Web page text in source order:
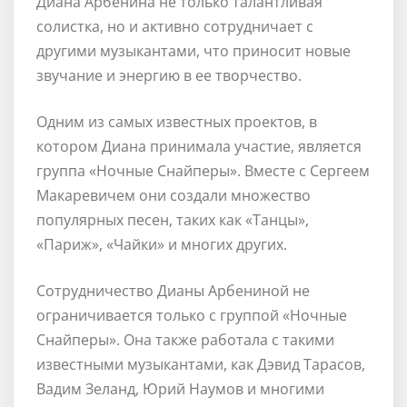
солистка, но и активно сотрудничает с
другими музыкантами, что приносит новые
звучание и энергию в ее творчество.
Одним из самых известных проектов, в
котором Диана принимала участие, является
группа «Ночные Снайперы». Вместе с Сергеем
Макаревичем они создали множество
популярных песен, таких как «Танцы»,
«Париж», «Чайки» и многих других.
Сотрудничество Дианы Арбениной не
ограничивается только с группой «Ночные
Снайперы». Она также работала с такими
известными музыкантами, как Дэвид Тарасов,
Вадим Зеланд, Юрий Наумов и многими